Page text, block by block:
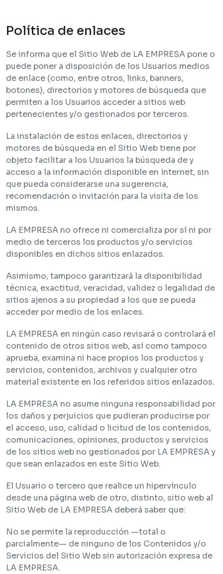
Política de enlaces
Se informa que el Sitio Web de LA EMPRESA pone o
puede poner a disposición de los Usuarios medios
de enlace (como, entre otros, links, banners,
botones), directorios y motores de búsqueda que
permiten a los Usuarios acceder a sitios web
pertenecientes y/o gestionados por terceros.
La instalación de estos enlaces, directorios y
motores de búsqueda en el Sitio Web tiene por
objeto facilitar a los Usuarios la búsqueda de y
acceso a la información disponible en Internet, sin
que pueda considerarse una sugerencia,
recomendación o invitación para la visita de los
mismos.
LA EMPRESA no ofrece ni comercializa por sí ni por
medio de terceros los productos y/o servicios
disponibles en dichos sitios enlazados.
Asimismo, tampoco garantizará la disponibilidad
técnica, exactitud, veracidad, validez o legalidad de
sitios ajenos a su propiedad a los que se pueda
acceder por medio de los enlaces.
LA EMPRESA en ningún caso revisará o controlará el
contenido de otros sitios web, así como tampoco
aprueba, examina ni hace propios los productos y
servicios, contenidos, archivos y cualquier otro
material existente en los referidos sitios enlazados.
LA EMPRESA no asume ninguna responsabilidad por
los daños y perjuicios que pudieran producirse por
el acceso, uso, calidad o licitud de los contenidos,
comunicaciones, opiniones, productos y servicios
de los sitios web no gestionados por LA EMPRESA y
que sean enlazados en este Sitio Web.
El Usuario o tercero que realice un hipervínculo
desde una página web de otro, distinto, sitio web al
Sitio Web de LA EMPRESA deberá saber que:
No se permite la reproducción —total o
parcialmente— de ninguno de los Contenidos y/o
Servicios del Sitio Web sin autorización expresa de
LA EMPRESA.